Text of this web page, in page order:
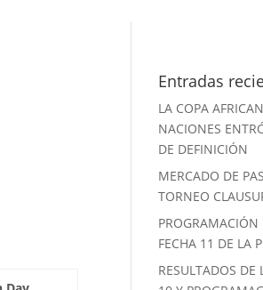
Entradas
LA COPA
NACIONES
DE DEFINICIÓN
MERCADO DE
TORNEO
PROGRAMACIÓN
FECHA 11 DE LA
RESULTADOS DE